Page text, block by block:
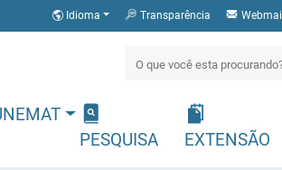
Idioma Transparência Webmail
PESQUISA
EXTENSÃO